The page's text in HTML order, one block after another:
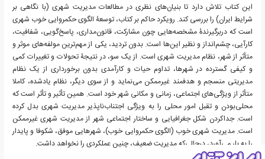
این کتاب تلاش دارد تا بنیان‌های نظری در مطالعات مدیریت شهری (با نگاهی بر
شرایط ایران) را بررسی کند. رویکرد حاکم بر کتاب، توسعۀ الگوی حکمروایی خوب شهری
است که دربرگیرندۀ مشخصه‌هایی چون مشارکت، قانون‌مداری، پاسخ‌گویی، شفافیت،
کارآیی، چشم‌انداز و نظیر این‌ها است. بدون تردید، یکی از مهم‌ترین مولفه‌های موثر و
متأثر از شهر، نظام مدیریت شهری است. از یک سو، در نتیجۀ تحولات و تغییرات کمی
و کیفی گسترده در شهرها، تداوم حیات و کارآمدی بدون برخورداری از یک نظام
مدیریتی منسجم و هدفمند غیرممکن می‌نماید و از سوی دیگر، نظام یادشده، کاملا
متأثر از ویژگی‌های اجتماعی، زمانی و مکانی شهر خود است. همین تأثیر و تأثر است که
محلی‌بودن و تقبل امور محلی را به ویژگی اجتناب‌ناپذیر مدیریت شهری بدل کرده
است. جداکردن شکل جغرافیایی و ساختار اجتماعی شهر از مدیریت شهری غیرممکن
است. مدیریت شهری خوب (الگوی حکمروایی خوب)، شهرهایی موفق، شکوفا و پایدار
را به بار می‌آورد، درحالی‌که مدیریت ضعیف، چنین عملکردی را نخواهد داشت.